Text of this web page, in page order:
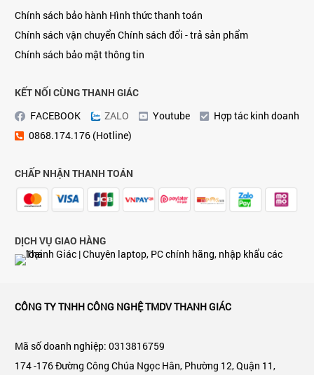
Chính sách bảo hành Hình thức thanh toán
Chính sách vận chuyển Chính sách đổi - trả sản phẩm
Chính sách bảo mật thông tin
KẾT NỐI CÙNG THANH GIÁC
FACEBOOK
ZALO Youtube
Hợp tác kinh doanh
0868.174.176 (Hotline)
CHẤP NHẬN THANH TOÁN
DỊCH VỤ GIAO HÀNG
CÔNG TY TNHH CÔNG NGHỆ TMDV THANH GIÁC
Mã số doanh nghiệp: 0313816759
174 -176 Đường Công Chúa Ngọc Hân, Phường 12, Quận 11,